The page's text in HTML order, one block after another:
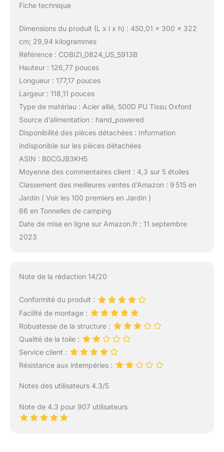
Fiche technique
Dimensions du produit (L x l x h) : 450,01 x 300 x 322
cm; 29,94 kilogrammes
Référence : COBIZI_0824_US_5913B
Hauteur : 126,77 pouces
Longueur : 177,17 pouces
Largeur : 118,11 pouces
Type de matériau : Acier allié, 500D PU Tissu Oxford
Source d’alimentation : hand_powered
Disponibilité des pièces détachées : Information
indisponible sur les pièces détachées
ASIN : B0CGJB3KH5
Moyenne des commentaires client : 4,3 sur 5 étoiles
Classement des meilleures ventes d’Amazon : 9 515 en
Jardin ( Voir les 100 premiers en Jardin )
66 en Tonnelles de camping
Date de mise en ligne sur Amazon.fr : 11 septembre
2023
Note de la rédaction 14/20
Conformité du produit :
Facilité de montage :
Robustesse de la structure :
Qualité de la toile :
Service client :
Résistance aux intempéries :
Notes des utilisateurs 4.3/5
Note de 4.3 pour 907 utilisateurs